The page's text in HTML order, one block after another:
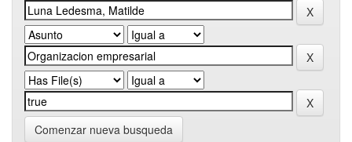
Comenzar nueva busqueda